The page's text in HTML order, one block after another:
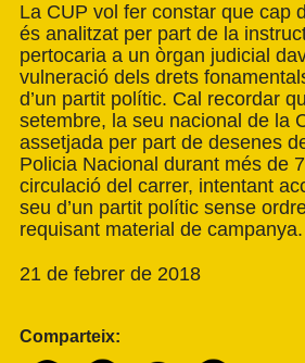
La CUP vol fer constar que cap
és analitzat per part de la
pertocaria a un òrgan judicial
vulneració dels drets
d’un partit polític. Cal recordar
setembre, la seu nacional de la
assetjada per part de desenes
Policia Nacional durant més de
circulació del carrer, intentant
seu d’un partit polític sense
requisant material de campanya.
21 de febrer de 2018
Comparteix: